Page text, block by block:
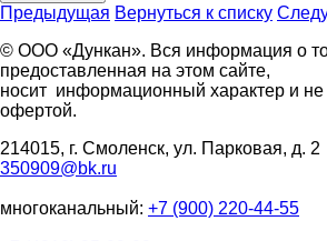
Предыдущая Вернуться к списку
© ООО «Дункан». Вся информация о
предоставленная на этом сайте,
носит информационный характер и не
офертой.
214015, г. Смоленск, ул. Парковая, д. 2
350909@bk.ru
многоканальный: +7 (900) 220-44-55